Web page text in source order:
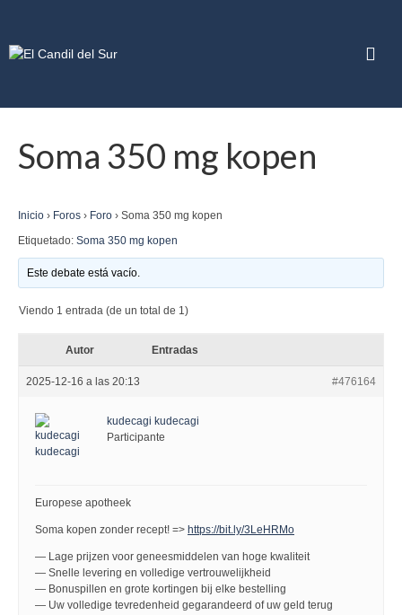
Soma 350 mg kopen
Inicio › Foros › Foro › Soma 350 mg kopen
Etiquetado: Soma 350 mg kopen
Este debate está vacío.
Viendo 1 entrada (de un total de 1)
Autor Entradas
2025-12-16 a las 20:13 #476164
kudecagi kudecagi
Participante
Europese apotheek
Soma kopen zonder recept! => https://bit.ly/3LeHRMo
— Lage prijzen voor geneesmiddelen van hoge kwaliteit
— Snelle levering en volledige vertrouwelijkheid
— Bonuspillen en grote kortingen bij elke bestelling
— Uw volledige tevredenheid gegarandeerd of uw geld terug